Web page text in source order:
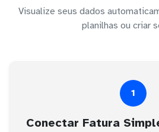
Visualize seus dados
planilhas ou criar
1
Conectar Fatura